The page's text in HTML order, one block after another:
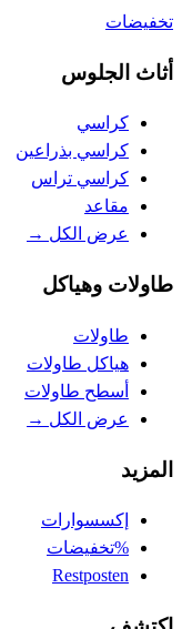
تخفيضات
أثاث الجلوس
كراسي
كراسي بذراعين
كراسي تراس
مقاعد
عرض الكل →
طاولات وهياكل
طاولات
هياكل طاولات
أسطح طاولات
عرض الكل →
المزيد
إكسسوارات
%تخفيضات
Restposten